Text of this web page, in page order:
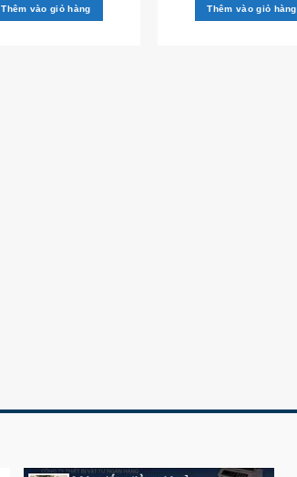
Thêm vào giỏ hàng Thêm vào giỏ hàng